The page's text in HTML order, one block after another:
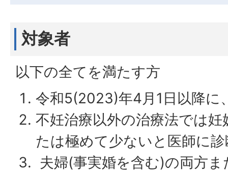
対象者
以下の全てを満たす方
令和5(2023)年4月1日以降に
不妊治療以外の治療法では
たは極めて少ないと医師に
夫婦(事実婚を含む)の両方